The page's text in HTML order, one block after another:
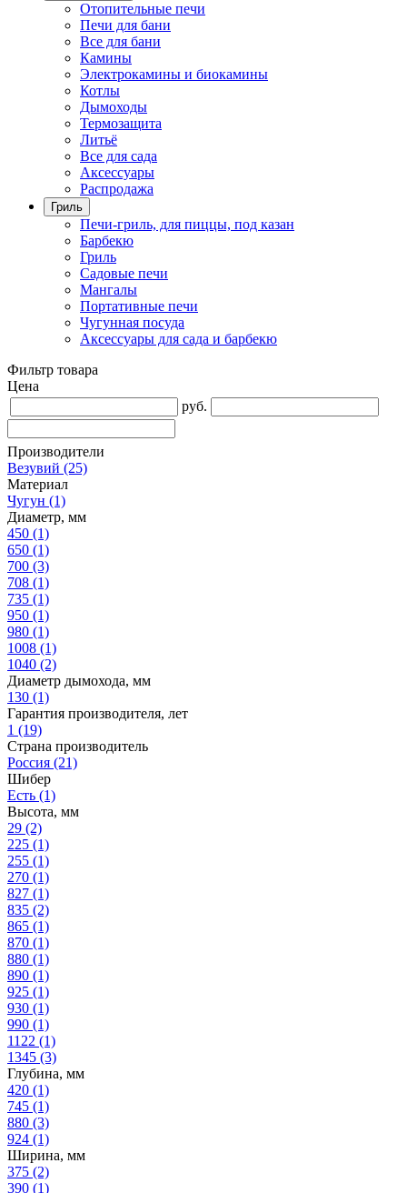
Отопительные печи
Печи для бани
Все для бани
Камины
Электрокамины и биокамины
Котлы
Дымоходы
Термозащита
Литьё
Все для сада
Аксессуары
Распродажа
Гриль
Печи-гриль, для пиццы, под казан
Барбекю
Гриль
Садовые печи
Мангалы
Портативные печи
Чугунная посуда
Аксессуары для сада и барбекю
Фильтр товара
Цена
руб.
Производители
Везувий (25)
Материал
Чугун (1)
Диаметр, мм
450 (1)
650 (1)
700 (3)
708 (1)
735 (1)
950 (1)
980 (1)
1008 (1)
1040 (2)
Диаметр дымохода, мм
130 (1)
Гарантия производителя, лет
1 (19)
Страна производитель
Россия (21)
Шибер
Есть (1)
Высота, мм
29 (2)
225 (1)
255 (1)
270 (1)
827 (1)
835 (2)
865 (1)
870 (1)
880 (1)
890 (1)
925 (1)
930 (1)
990 (1)
1122 (1)
1345 (3)
Глубина, мм
420 (1)
745 (1)
880 (3)
924 (1)
Ширина, мм
375 (2)
390 (1)